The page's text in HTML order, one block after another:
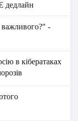
дедлайн
-
в кібератаках